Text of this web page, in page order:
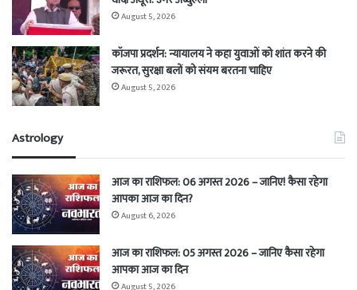
August 5, 2026
कॉजपा प्रदर्शन: न्यायालय ने कहा युवाओं को शांत करने की
जरूरत, सुरक्षा बलों को संयम बरतना चाहिए
August 5, 2026
Astrology
आज का राशिफल: 06 अगस्त 2026 – जानिए! कैसा रहेगा
आपका आज का दिन?
August 6, 2026
आज का राशिफल: 05 अगस्त 2026 – जानिए कैसा रहेगा
आपका आज का दिन
August 5, 2026